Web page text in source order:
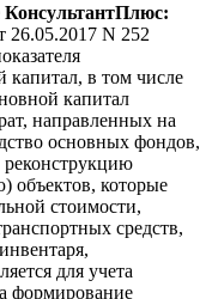
26.05.2017 N 252
капитал, в том числе
капитал
направленных на
основных фондов,
реконструкцию
объектов, которые
стоимости,
средств,
для учета
формирование